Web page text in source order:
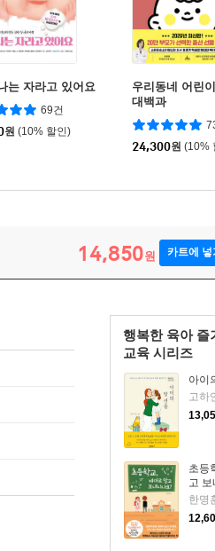
는 자라고 있어요
69건
원 (10% 할인)
우리동네 어린
대백과
24,300원 (10%
14,850원 카트에 넣
행복한 육아 즐
교육 시리즈
아이
고하
초등
고
한명